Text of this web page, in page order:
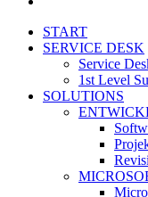
Close
Menu
START
SERVICE DESK
Service
1st Level
SOLUTIONS